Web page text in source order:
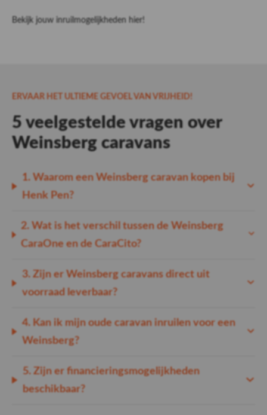
Bekijk jouw inruilmogelijkheden hier!
ERVAAR HET ULTIEME GEVOEL VAN VRIJHEID!
5 veelgestelde vragen over
Weinsberg caravans
1.Waarom een Weinsberg caravan kopen bij
Henk Pen?
2. Wat is het verschil tussen de Weinsberg
CaraOne en de CaraCito?
3. Zijn er Weinsberg caravans direct uit
voorraad leverbaar?
4. Kan ik mijn oude caravan inruilen voor een
Weinsberg?
5. Zijn er financieringsmogelijkheden
beschikbaar?